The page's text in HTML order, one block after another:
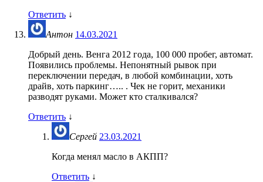
Ответить ↓
Антон 14.03.2021
Добрый день. Венга 2012 года, 100 000 пробег, автомат.
Появились проблемы. Непонятный рывок при
переключении передач, в любой комбинации, хоть
драйв, хоть паркинг….. . Чек не горит, механики
разводят руками. Может кто сталкивался?
Ответить ↓
Сергей 23.03.2021
Когда менял масло в АКПП?
Ответить ↓